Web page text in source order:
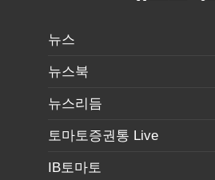
뉴스
뉴스북
뉴스리듬
토마토증권통 Live
IB토마토